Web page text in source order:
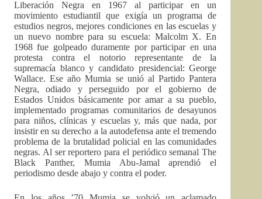
Liberación Negra en 1967 al participar en un
movimiento estudiantil que exigía un programa de
estudios negros, mejores condiciones en las escuelas y
un nuevo nombre para su escuela: Malcolm X. En
1968 fue golpeado duramente por participar en una
protesta contra el notorio representante de la
supremacía blanco y candidato presidencial: George
Wallace. Ese año Mumia se unió al Partido Pantera
Negra, odiado y perseguido por el gobierno de
Estados Unidos básicamente por amar a su pueblo,
implementado programas comunitarios de desayunos
para niños, clínicas y escuelas y, más que nada, por
insistir en su derecho a la autodefensa ante el tremendo
problema de la brutalidad policial en las comunidades
negras. Al ser reportero para el periódico semanal The
Black Panther, Mumia Abu-Jamal aprendió el
periodismo desde abajo y contra el poder.